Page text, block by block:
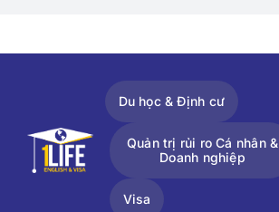
Du học & Định cư
Quản trị rủi ro Cá nhân &
Doanh nghiệp
Visa